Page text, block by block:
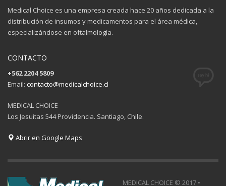
Medical Choice es una empresa creada hace 20 años dedicada a la
distribución de insumos y medicamentos para el área médica,
especializándose en oftalmología.
CONTACTO
+562 2204 5809
Email: contacto@medicalchoice.cl
MEDICAL CHOICE
Los Jesuitas 544 Providencia. Santiago, Chile.
Abrir en Google Maps
MEDICAL CHOICE © 2017 •